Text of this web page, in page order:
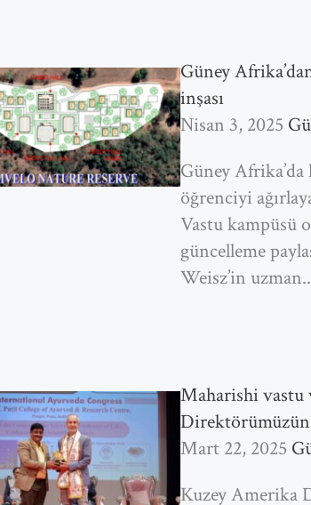
Güney
inşası
Nisan 3, 2025
Güney
öğrenciyi
Vastu kampüsü
güncelleme
Weisz’in
Maharishi vastu
Mart 22, 2025
Kuzey Amerika